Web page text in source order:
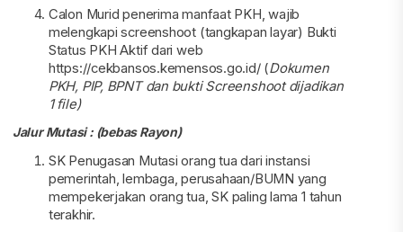
Calon Murid penerima manfaat PKH, wajib
melengkapi screenshoot (tangkapan layar) Bukti
Status PKH Aktif dari web
https://cekbansos.kemensos.go.id/ (Dokumen
PKH, PIP, BPNT dan bukti Screenshoot dijadikan
1 file)
Jalur Mutasi : (bebas Rayon)
SK Penugasan Mutasi orang tua dari instansi
pemerintah, lembaga, perusahaan/BUMN yang
mempekerjakan orang tua, SK paling lama 1 tahun
terakhir.